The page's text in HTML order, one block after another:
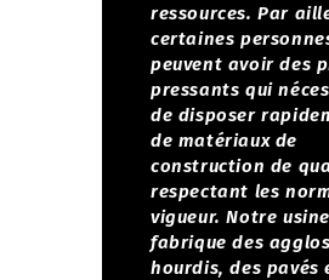
ressources. Par
certaines
peuvent avoir des
pressants qui
de disposer
de matériaux de
construction de
respectant les
vigueur. Notre usine
fabrique des
hourdis, des pavés